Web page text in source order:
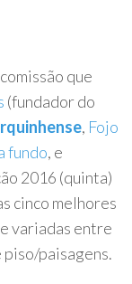
que
(fundador do
, Fojo
fundo, e
2016 (quinta)
cinco melhores
variadas entre
paisagens.